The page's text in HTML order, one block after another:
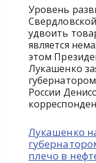
Уровень
удвоить
является
этом
Лукашенко
России
Лукашенко
плечо в